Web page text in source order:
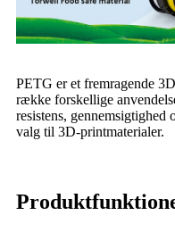
PETG er et fremragende
række forskellige
resistens,
valg til 3D-printmaterialer.